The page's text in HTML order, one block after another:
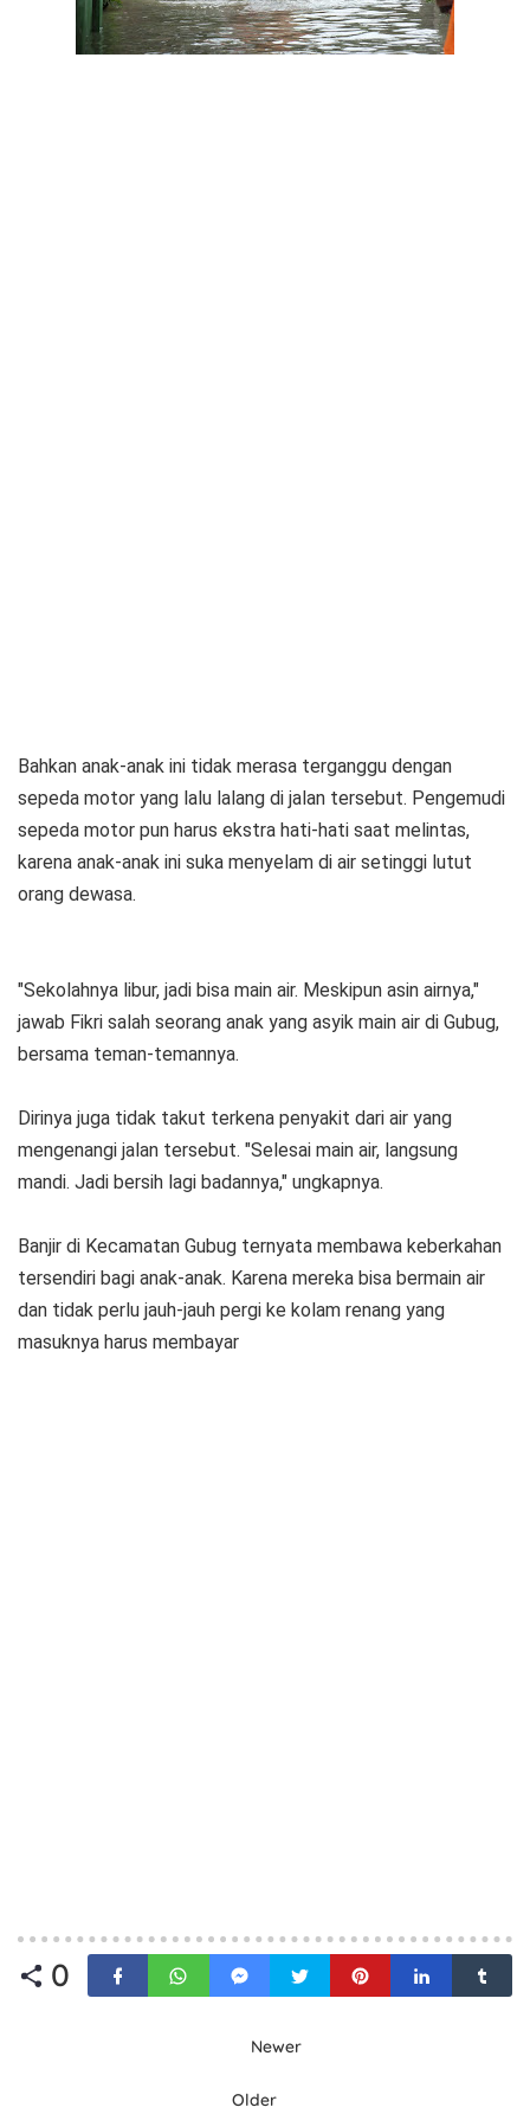
Bahkan anak-anak ini tidak merasa terganggu dengan
sepeda motor yang lalu lalang di jalan tersebut. Pengemudi
sepeda motor pun harus ekstra hati-hati saat melintas,
karena anak-anak ini suka menyelam di air setinggi lutut
orang dewasa.
"Sekolahnya libur, jadi bisa main air. Meskipun asin airnya,"
jawab Fikri salah seorang anak yang asyik main air di Gubug,
bersama teman-temannya.
Dirinya juga tidak takut terkena penyakit dari air yang
mengenangi jalan tersebut. "Selesai main air, langsung
mandi. Jadi bersih lagi badannya," ungkapnya.
Banjir di Kecamatan Gubug ternyata membawa keberkahan
tersendiri bagi anak-anak. Karena mereka bisa bermain air
dan tidak perlu jauh-jauh pergi ke kolam renang yang
masuknya harus membayar
0
Newer
Older